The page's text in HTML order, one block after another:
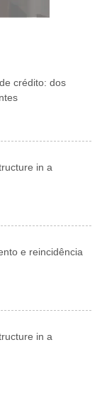
crédito: dos
in a
e reincidência
in a